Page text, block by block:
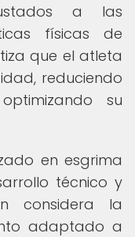
a las
físicas de
que el atleta
reduciendo
su
en esgrima
técnico y
considera la
adaptado a